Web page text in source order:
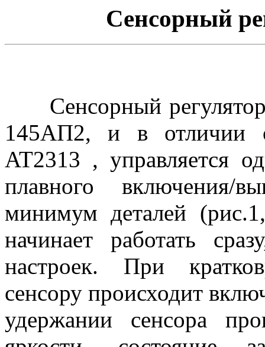
Сенсорный
Сенсорный регулятор
145АП2, и в отличии
AT2313 , управляется
плавного включения/
минимум деталей
начинает работать
настроек. При
сенсору происходит
удержании сенсора